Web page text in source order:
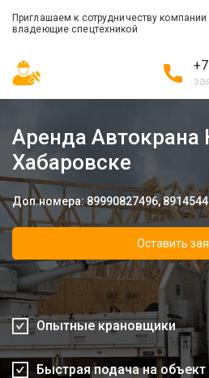
Приглашаем к сотрудничеству компании
владеющие спецтехникой
Аренда Автокрана
Хабаровске
Доп.номера: 89990827496,
Оставить
Опытные крановщики
Быстрая подача на объект